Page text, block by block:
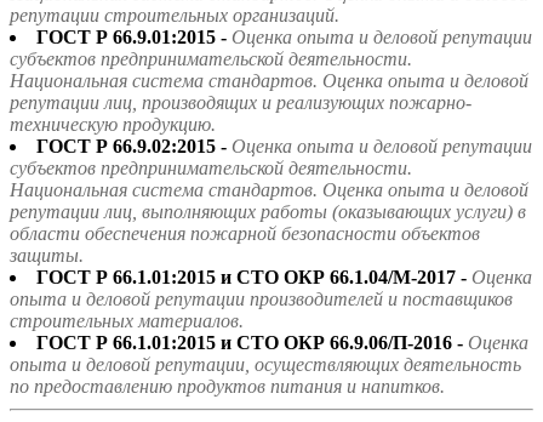
репутации строительных организаций.
ГОСТ Р 66.9.01:2015 - Оценка опыта и деловой репутации
субъектов предпринимательской деятельности.
Национальная система стандартов. Оценка опыта и деловой
репутации лиц, производящих и реализующих пожарно-
техническую продукцию.
ГОСТ Р 66.9.02:2015 - Оценка опыта и деловой репутации
субъектов предпринимательской деятельности.
Национальная система стандартов. Оценка опыта и деловой
репутации лиц, выполняющих работы (оказывающих услуги) в
области обеспечения пожарной безопасности объектов
защиты.
ГОСТ Р 66.1.01:2015 и СТО ОКР 66.1.04/М-2017 - Оценка
опыта и деловой репутации производителей и поставщиков
строительных материалов.
ГОСТ Р 66.1.01:2015 и СТО ОКР 66.9.06/П-2016 - Оценка
опыта и деловой репутации, осуществляющих деятельность
по предоставлению продуктов питания и напитков.